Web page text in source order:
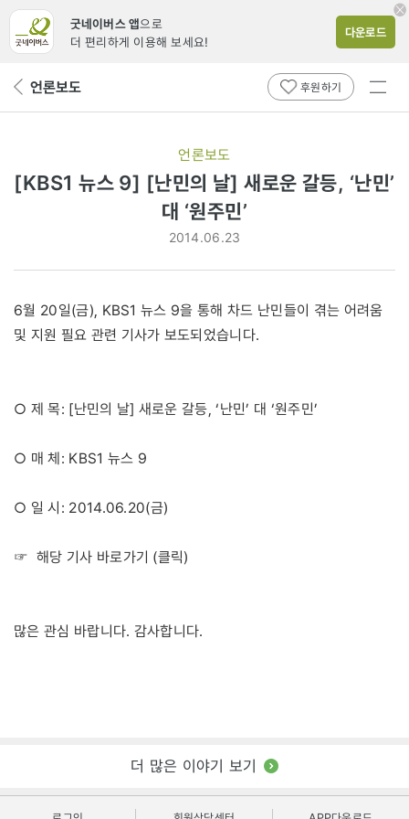
굿네이버스 앱으로
더 편리하게 이용해 보세요!
다운로드
뒤 언론보도 후원하기
전체
언론보도
[KBS1 뉴스 9] [난민의 날] 새로운 갈등, ‘난민’
대 ‘원주민’
2014.06.23
6월 20일(금), KBS1 뉴스 9을 통해 차드 난민들이 겪는 어려움
및 지원 필요 관련 기사가 보도되었습니다.
○ 제 목: [난민의 날] 새로운 갈등, ‘난민’ 대 ‘원주민’
○ 매 체: KBS1 뉴스 9
○ 일 시: 2014.06.20(금)
☞ 해당 기사 바로가기 (클릭)
많은 관심 바랍니다. 감사합니다.
더 많은 이야기 보기